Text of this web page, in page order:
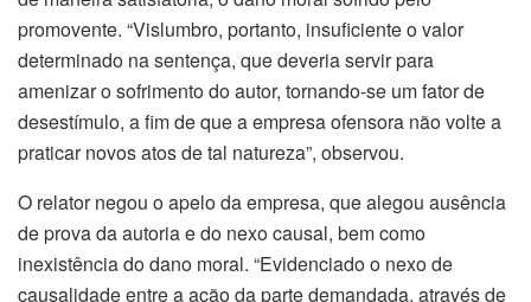
promovente. “Vislumbro, portanto, insuficiente o valor
determinado na sentença, que deveria servir para
amenizar o sofrimento do autor, tornando-se um fator de
desestímulo, a fim de que a empresa ofensora não volte a
praticar novos atos de tal natureza”, observou.
O relator negou o apelo da empresa, que alegou ausência
de prova da autoria e do nexo causal, bem como
inexistência do dano moral. “Evidenciado o nexo de
causalidade entre a ação da parte demandada, através de